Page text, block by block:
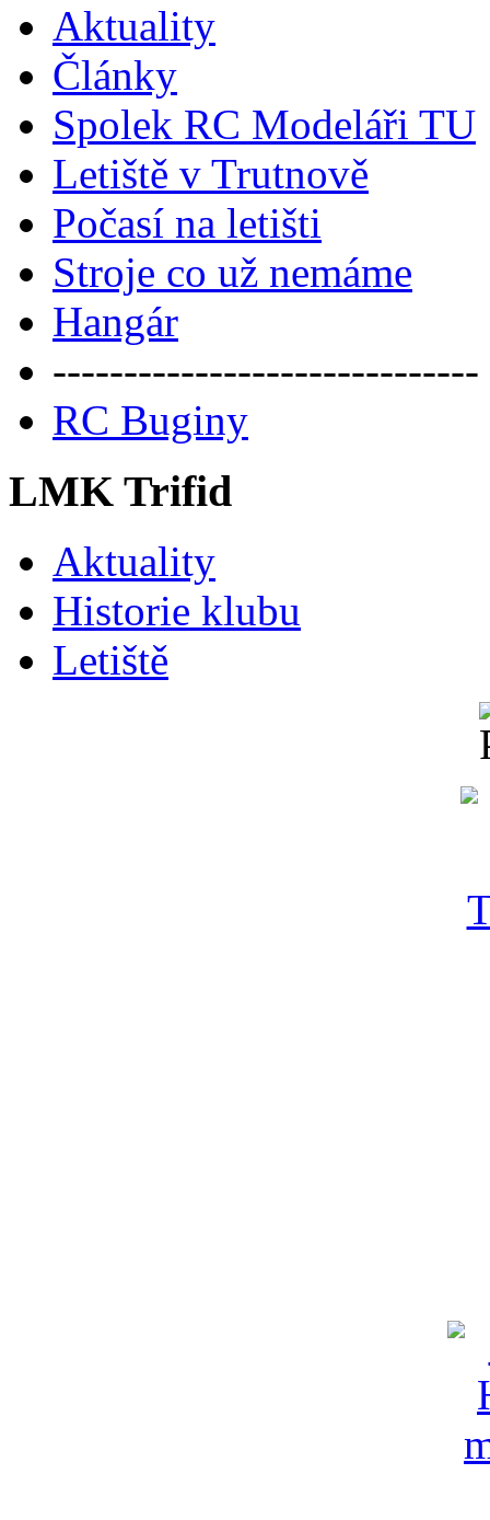
Aktuality
Články
Spolek RC Modeláři TU
Letiště v Trutnově
Počasí na letišti
Stroje co už nemáme
Hangár
------------------------------
RC Buginy
LMK Trifid
Aktuality
Historie klubu
Letiště